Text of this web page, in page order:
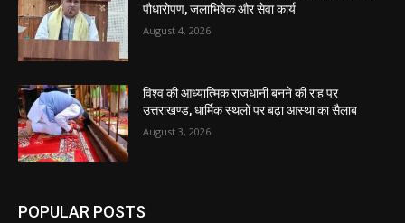
पौधारोपण, जलाभिषेक और सेवा कार्य
August 4, 2026
विश्व की आध्यात्मिक राजधानी बनने की राह पर
उत्तराखण्ड, धार्मिक स्थलों पर बढ़ा आस्था का सैलाब
August 3, 2026
POPULAR POSTS